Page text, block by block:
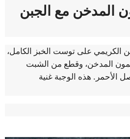
المدخن مع الجبن
الكريمي على توست الخبز الكامل،
المدخن، وقطع من الشبت
الأحمر. هذه الوجبة غنية